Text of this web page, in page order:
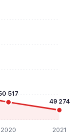
517
2020
49 274
2021